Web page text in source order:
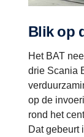
Blik op
Het BAT
drie Scania
op de
rond het
Dat gebeurt